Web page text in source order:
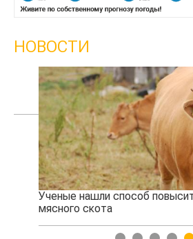
НОВОСТИ
Ученые нашли способ повысить
мясного скота